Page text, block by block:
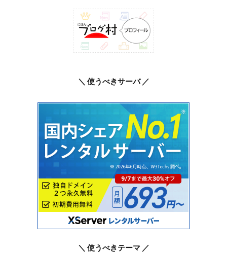
＼ 使うべきサーバ ／
＼ 使うべきテーマ ／